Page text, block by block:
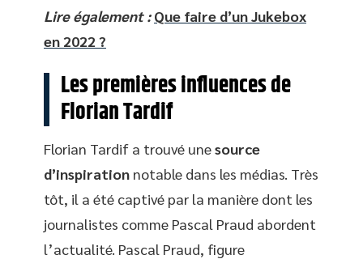
Lire également : Que faire d’un Jukebox
en 2022 ?
Les premières influences de
Florian Tardif
Florian Tardif a trouvé unesource
d’inspiration notable dans les médias. Très
tôt, il a été captivé par la manière dont les
journalistes comme Pascal Praud abordent
l’actualité. Pascal Praud, figure